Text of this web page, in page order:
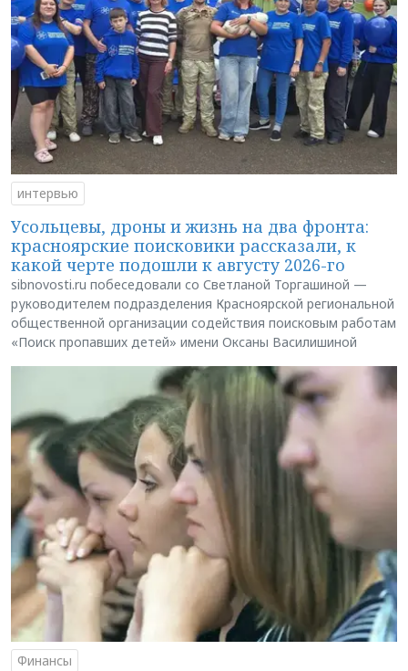
интервью
Усольцевы, дроны и жизнь на два фронта:
красноярские поисковики рассказали, к
какой черте подошли к августу 2026-го
sibnovosti.ru побеседовали со Светланой Торгашиной —
руководителем подразделения Красноярской региональной
общественной организации содействия поисковым работам
«Поиск пропавших детей» имени Оксаны Василишиной
Финансы